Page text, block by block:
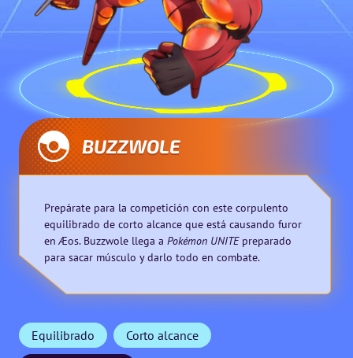
BUZZWOLE
Prepárate para la competición con este corpulento
equilibrado de corto alcance que está causando furor
en Æos. Buzzwole llega a Pokémon UNITEpreparado
para sacar músculo y darlo todo en combate.
Equilibrado
Corto alcance